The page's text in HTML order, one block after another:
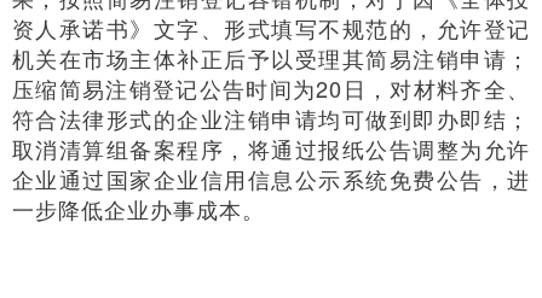
资人承诺书》文字、形式填写不规范的，允许登记
机关在市场主体补正后予以受理其简易注销申请；
压缩简易注销登记公告时间为20日，对材料齐全、
符合法律形式的企业注销申请均可做到即办即结；
取消清算组备案程序，将通过报纸公告调整为允许
企业通过国家企业信用信息公示系统免费公告，进
一步降低企业办事成本。